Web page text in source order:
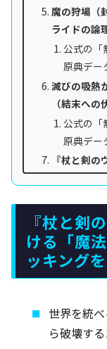
魔の狩場（
ライドの論
公式の「
原典デー
滅びの吸熱
（結末への
公式の「
原典デー
『杖と剣
『杖と剣
ける「魔
ッキング
世界を統
ら破壊す